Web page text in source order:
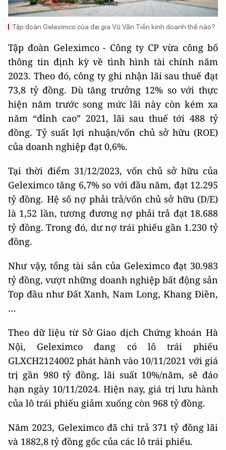
Tập đoàn Geleximco của đại gia Vũ Văn Tiền kinh doanh thế nào?
Tập đoàn Geleximco - Công ty CP vừa công bố
thông tin định kỳ về tình hình tài chính năm
2023. Theo đó, công ty ghi nhận lãi sau thuế đạt
73,8 tỷ đồng. Dù tăng trưởng 12% so với thực
hiện năm trước song mức lãi này còn kém xa
năm “đỉnh cao” 2021, lãi sau thuế tới 488 tỷ
đồng. Tỷ suất lợi nhuận/vốn chủ sở hữu (ROE)
của doanh nghiệp đạt 0,6%.
Tại thời điểm 31/12/2023, vốn chủ sở hữu của
Geleximco tăng 6,7% so với đầu năm, đạt 12.295
tỷ đồng. Hệ số nợ phải trả/vốn chủ sở hữu (D/E)
là 1,52 lần, tương đương nợ phải trả đạt 18.688
tỷ đồng. Trong đó, dư nợ trái phiếu gần 1.230 tỷ
đồng.
Như vậy, tổng tài sản của Geleximco đạt 30.983
tỷ đồng, vượt những doanh nghiệp bất động sản
Top đầu như Đất Xanh, Nam Long, Khang Điền,
…
Theo dữ liệu từ Sở Giao dịch Chứng khoán Hà
Nội, Geleximco đang có lô trái phiếu
GLXCH2124002 phát hành vào 10/11/2021 với giá
trị gần 980 tỷ đồng, lãi suất 10%/năm, sẽ đáo
hạn ngày 10/11/2024. Hiện nay, giá trị lưu hành
của lô trái phiếu giảm xuống còn 968 tỷ đồng.
Năm 2023, Geleximco đã chi trả 371 tỷ đồng lãi
và 1882,8 tỷ đồng gốc của các lô trái phiếu.